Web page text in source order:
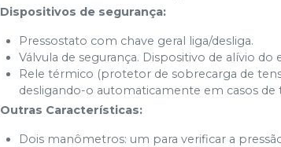
Dispositivos de segurança:
Pressostato com chave geral liga/desliga.
Válvula de segurança. Dispositivo de alívio do
Rele térmico (protetor de sobrecarga de
desligando-o automaticamente em casos de
Outras Características:
Dois manômetros: um para verificar a